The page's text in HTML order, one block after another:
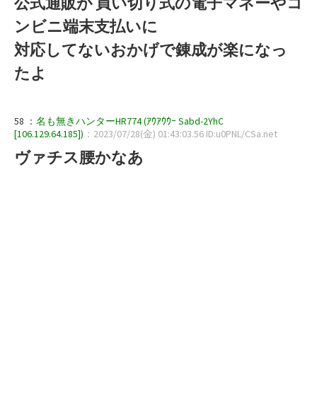
ンビニ端末支払いに
対応してないおかげで錬成が楽になっ
たよ
58 ： 名も無きハンターHR774 (ｱｳｱｳｳｰ Sabd-2YhC
[106.129.64.185]) ：2023/07/28(金) 01:43:03.56 ID:u0PNL/CSa.net
ヴァチス腰かなあ